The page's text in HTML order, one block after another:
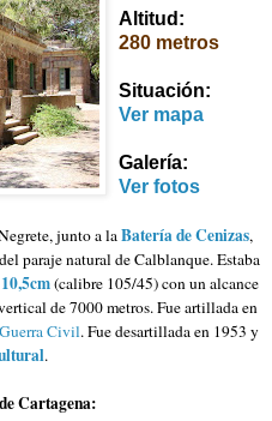
Altitud:
280 metros
Situación:
Ver mapa
Galería:
Ver fotos
junto a laBatería de Cenizas,
paraje natural de Calblanque. Estaba
10,5cm(calibre 105/45)con un alcance
de 7000 metros. Fue artillada en
Guerra Civil. Fue desartillada en 1953 y
.
Cartagena: